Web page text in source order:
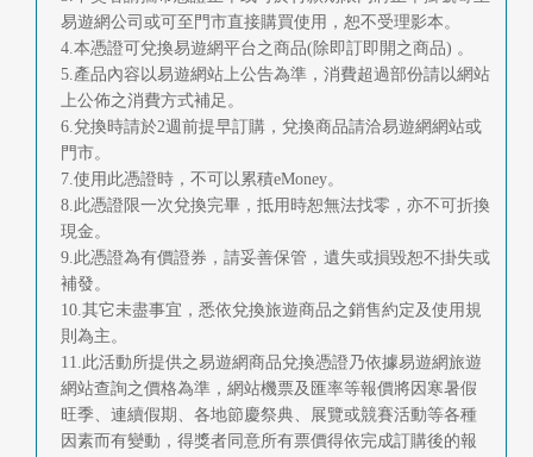
易遊網公司或可至門市直接購買使用，恕不受理影本。
4.本憑證可兌換易遊網平台之商品(除即訂即開之商品) 。
5.產品內容以易遊網站上公告為準，消費超過部份請以網站
上公佈之消費方式補足。
6.兌換時請於2週前提早訂購，兌換商品請洽易遊網網站或
門市。
7.使用此憑證時，不可以累積eMoney。
8.此憑證限一次兌換完畢，抵用時恕無法找零，亦不可折換
現金。
9.此憑證為有價證券，請妥善保管，遺失或損毀恕不掛失或
補發。
10.其它未盡事宜，悉依兌換旅遊商品之銷售約定及使用規
則為主。
11.此活動所提供之易遊網商品兌換憑證乃依據易遊網旅遊
網站查詢之價格為準，網站機票及匯率等報價將因寒暑假
旺季、連續假期、各地節慶祭典、展覽或競賽活動等各種
因素而有變動，得獎者同意所有票價得依完成訂購後的報